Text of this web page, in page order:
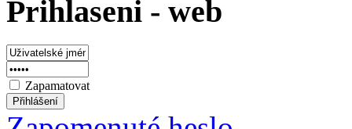
Prihlaseni - web
Zapamatovat